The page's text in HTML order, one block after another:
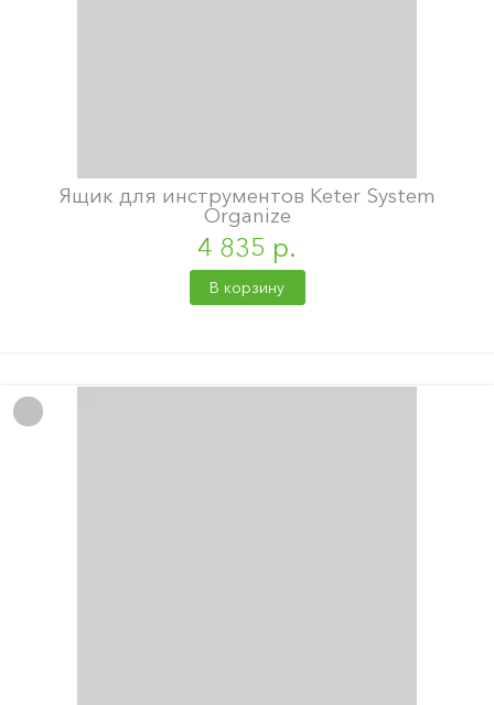
Ящик для инструментов Keter System
Organize
4 835 р.
В корзину